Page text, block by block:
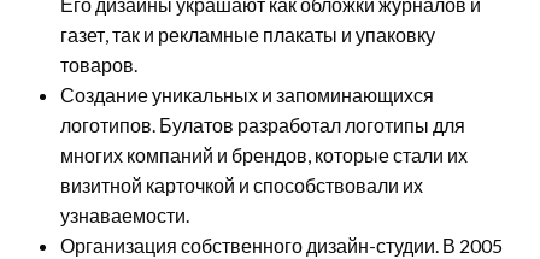
газет, так и рекламные плакаты и упаковку
товаров.
Создание уникальных и запоминающихся
логотипов. Булатов разработал логотипы для
многих компаний и брендов, которые стали их
визитной карточкой и способствовали их
узнаваемости.
Организация собственного дизайн-студии. В 2005